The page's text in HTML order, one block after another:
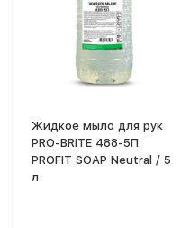
Жидкое мыло для рук
PRO-BRITE 488-5П
PROFIT SOAP Neutral / 5
л